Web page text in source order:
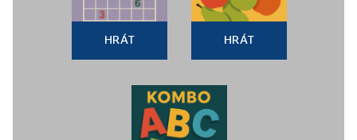
HRÁT HRÁT